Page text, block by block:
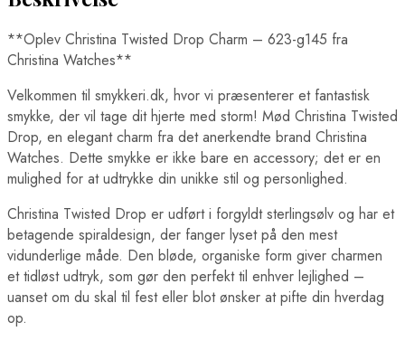
**Oplev Christina Twisted Drop Charm – 623-g145 fra
Christina Watches**
Velkommen til smykkeri.dk, hvor vi præsenterer et fantastisk
smykke, der vil tage dit hjerte med storm! Mød Christina Twisted
Drop, en elegant charm fra det anerkendte brand Christina
Watches. Dette smykke er ikke bare en accessory; det er en
mulighed for at udtrykke din unikke stil og personlighed.
Christina Twisted Drop er udført i forgyldt sterlingsølv og har et
betagende spiraldesign, der fanger lyset på den mest
vidunderlige måde. Den bløde, organiske form giver charmen
et tidløst udtryk, som gør den perfekt til enhver lejlighed –
uanset om du skal til fest eller blot ønsker at pifte din hverdag
op.